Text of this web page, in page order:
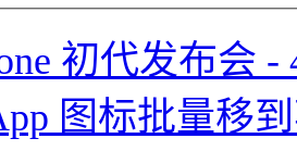
初代发布会
图标批量移